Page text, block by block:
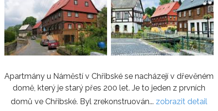
Apartmány u Náměstí v Chřibské se nacházejí v dřevěném
domě, který je starý přes 200 let. Je to jeden z prvních
domů ve Chřibské. Byl zrekonstruován... zobrazit detail